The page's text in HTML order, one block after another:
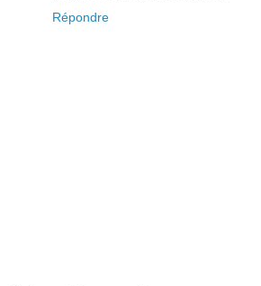
Répondre